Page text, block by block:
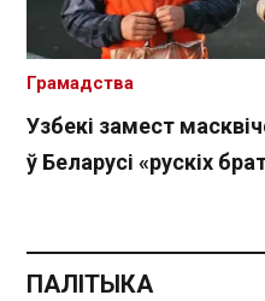
Узбекі замест
ў Беларусі «рускіх
Грамадства
ПАЛІТЫКА